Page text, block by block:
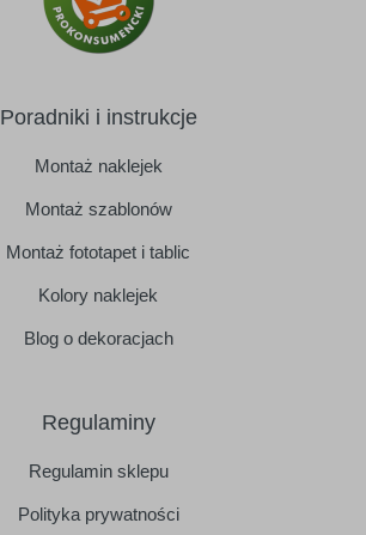
Poradniki i instrukcje
Montaż naklejek
Montaż szablonów
Montaż fototapet i tablic
Kolory naklejek
Blog o dekoracjach
Regulaminy
Regulamin sklepu
Polityka prywatności